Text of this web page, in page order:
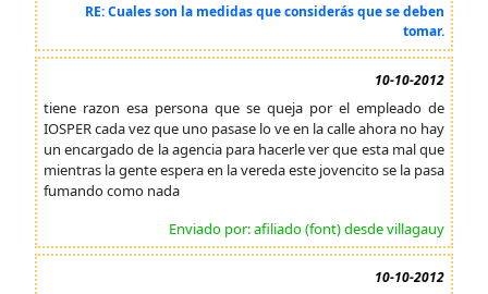
RE: Cuales son la medidas que considerás que se deben
tomar.
10-10-2012
tiene razon esa persona que se queja por el empleado de
IOSPER cada vez que uno pasase lo ve en la calle ahora no hay
un encargado de la agencia para hacerle ver que esta mal que
mientras la gente espera en la vereda este jovencito se la pasa
fumando como nada
Enviado por: afiliado (font) desde villagauy
10-10-2012